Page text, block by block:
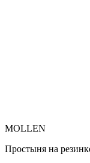
MOLLEN
Простыня на